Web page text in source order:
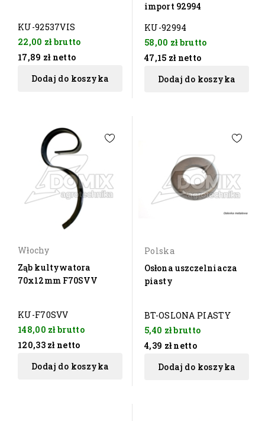
KU-92537VIS
22,00 złbrutto
17,89 zł netto
Dodaj do koszyka
import 92994
KU-92994
58,00 złbrutto
47,15 zł netto
Dodaj do koszyka
Włochy
Ząb kultywatora
70x12mm F70SVV
KU-F70SVV
148,00 złbrutto
120,33 zł netto
Dodaj do koszyka
Polska
Osłona uszczelniacza
piasty
BT-OSLONA PIASTY
5,40 złbrutto
4,39 zł netto
Dodaj do koszyka